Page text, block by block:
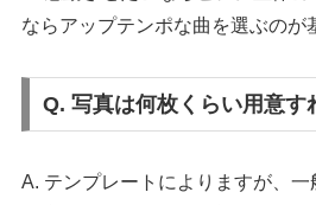
ならアップテンポな曲を選ぶのが
Q. 写真は何枚くらい用意す
A. テンプレートによりますが、